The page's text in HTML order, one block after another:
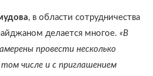
, в области сотрудничества
делается многое. «В
провести несколько
числе и с приглашением